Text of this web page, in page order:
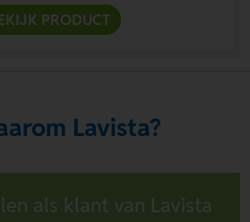
PRODUCT
Lavista?
als klant van Lavista